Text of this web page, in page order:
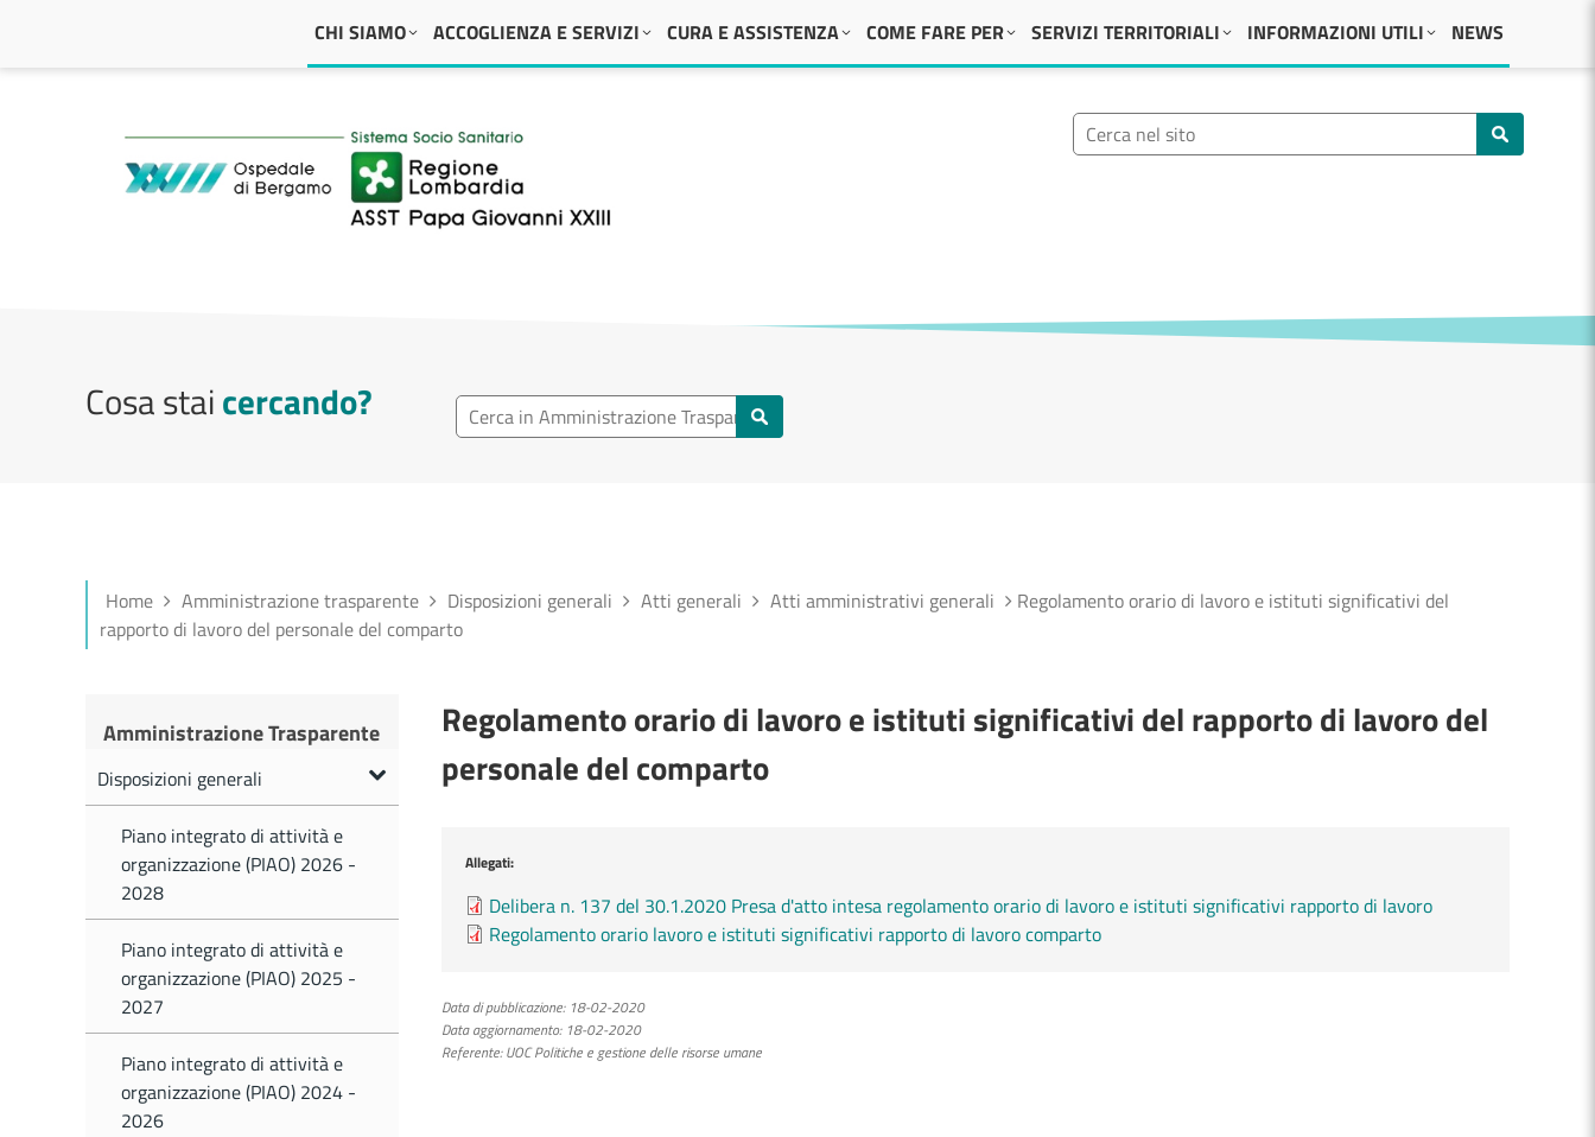
Navigazione principaleCHI SIAMO ACCOGLIENZA E SERVIZI CURA E ASSISTENZA COME FARE PER SERVIZI TERRITORIALI INFORMAZIONI UTILI NEWS
ASST Papa Giovanni XXIII
Ricerca nel sito
Cosa staicercando?
Home Amministrazione trasparente Disposizioni generali Atti generali Atti amministrativi generali
Regolamento orario di lavoro e istituti significativi del
rapporto di lavoro del personale del comparto
Regolamento orario di lavoro e istituti significativi del rapporto di lavoro del
personale del comparto
Allegati:
Delibera n. 137 del 30.1.2020 Presa d'atto intesa regolamento orario di lavoro e istituti significativi rapporto di lavoro
Regolamento orario lavoro e istituti significativi rapporto di lavoro comparto
Data di pubblicazione:18-02-2020
Data aggiornamento:18-02-2020
Referente:UOC Politiche e gestione delle risorse umane
Amministrazione Trasparente
Disposizioni generali
Piano integrato di attività e
organizzazione (PIAO) 2026 -
2028
Piano integrato di attività e
organizzazione (PIAO) 2025 -
2027
Piano integrato di attività e
organizzazione (PIAO) 2024 -
2026